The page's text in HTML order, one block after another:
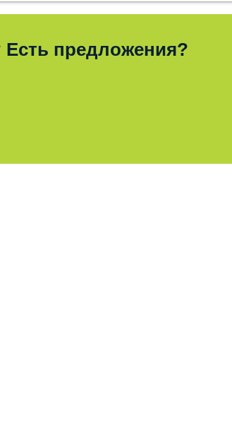
предложения?